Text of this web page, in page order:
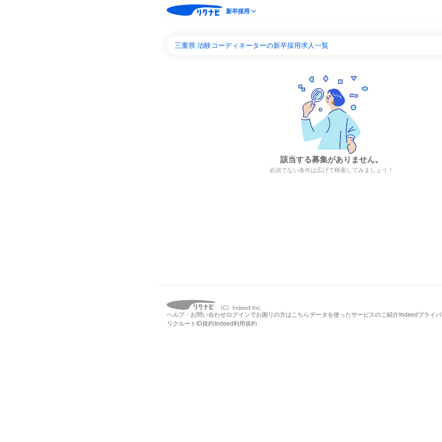
新卒採用
三重県 治験コーディネーターの新卒採用求人一覧
該当する募集がありません。
必須でない条件は広げて検索してみましょう！
ヘルプ・お問い合わせ ログインでお困りの方はこちら データを使ったサービスのご紹介 Indeedプライ
リクルートID規約 Indeed利用規約